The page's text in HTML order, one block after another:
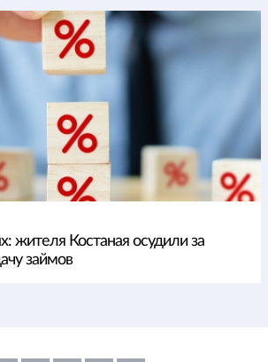
жителя Костаная осудили за
займов